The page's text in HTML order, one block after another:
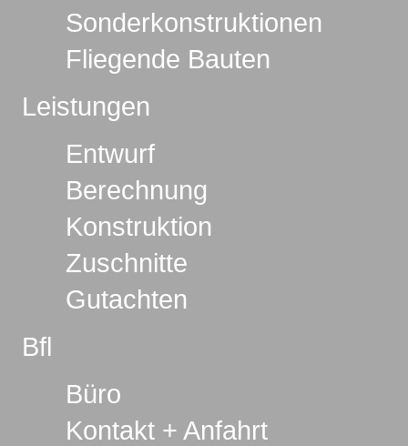
Sonderkonstruktionen
Fliegende Bauten
Leistungen
Entwurf
Berechnung
Konstruktion
Zuschnitte
Gutachten
Bfl
Büro
Kontakt + Anfahrt